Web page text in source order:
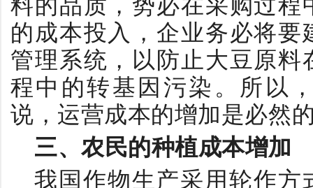
的成本投入，企业务必将
管理系统，以防止大豆原
程中的转基因污染。所以
说，运营成本的增加是必然
三、农民的种植成本增加
我国作物生产采用轮作